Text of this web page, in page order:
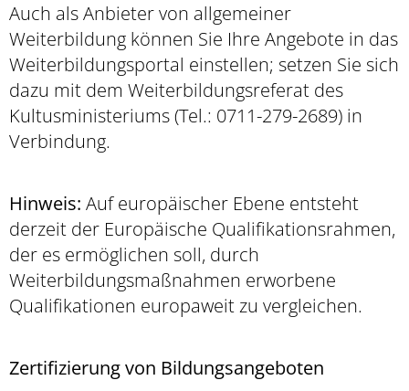
Auch als Anbieter von allgemeiner
Weiterbildung können Sie Ihre Angebote in das
Weiterbildungsportal einstellen; setzen Sie sich
dazu mit dem Weiterbildungsreferat des
Kultusministeriums (Tel.: 0711-279-2689) in
Verbindung.
Hinweis: Auf europäischer Ebene entsteht
derzeit der Europäische Qualifikationsrahmen,
der es ermöglichen soll, durch
Weiterbildungsmaßnahmen erworbene
Qualifikationen europaweit zu vergleichen.
Zertifizierung von Bildungsangeboten